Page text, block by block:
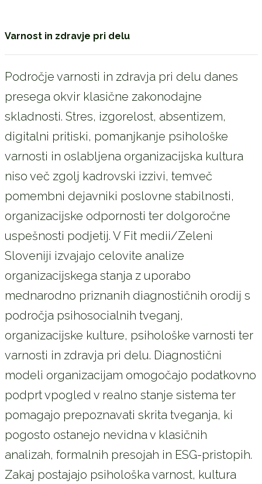
Varnost in zdravje pri delu
Področje varnosti in zdravja pri delu danes
presega okvir klasične zakonodajne
skladnosti. Stres, izgorelost, absentizem,
digitalni pritiski, pomanjkanje psihološke
varnosti in oslabljena organizacijska kultura
niso več zgolj kadrovski izzivi, temveč
pomembni dejavniki poslovne stabilnosti,
organizacijske odpornosti ter dolgoročne
uspešnosti podjetij. V Fit medii/Zeleni
Sloveniji izvajajo celovite analize
organizacijskega stanja z uporabo
mednarodno priznanih diagnostičnih orodij s
področja psihosocialnih tveganj,
organizacijske kulture, psihološke varnosti ter
varnosti in zdravja pri delu. Diagnostični
modeli organizacijam omogočajo podatkovno
podprt vpogled v realno stanje sistema ter
pomagajo prepoznavati skrita tveganja, ki
pogosto ostanejo nevidna v klasičnih
analizah, formalnih presojah in ESG-pristopih.
Zakaj postajajo psihološka varnost, kultura